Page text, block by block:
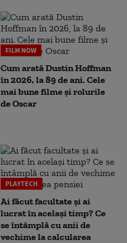
FILM NOW
Cum arată Dustin Hoffman
în 2026, la 89 de ani. Cele
mai bune filme și rolurile
de Oscar
PLAYTECH
Ai făcut facultate și ai
lucrat în același timp? Ce
se întâmplă cu anii de
vechime la calcularea